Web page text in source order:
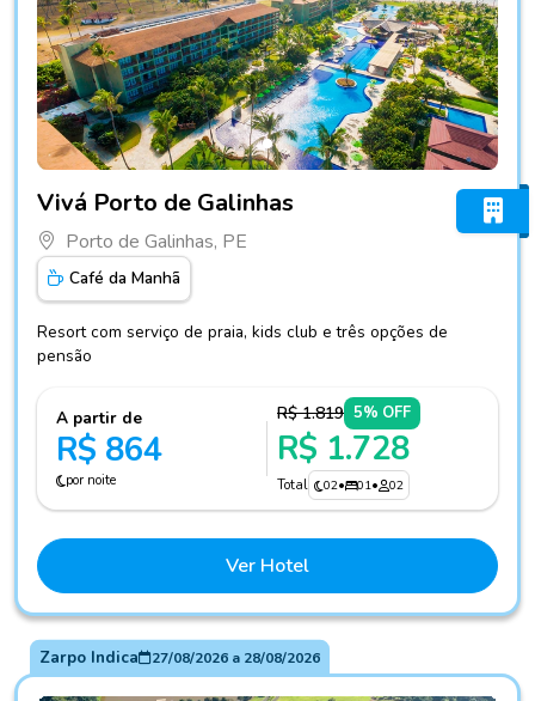
Vivá Porto de Galinhas
Porto de Galinhas, PE
Café da Manhã
Resort com serviço de praia, kids club e três opções de
pensão
A partir de
R$ 864
por noite
R$ 1.819 5% OFF
R$ 1.728
Total 02• 01• 02
Ver Hotel
Zarpo Indica 27/08/2026a 28/08/2026